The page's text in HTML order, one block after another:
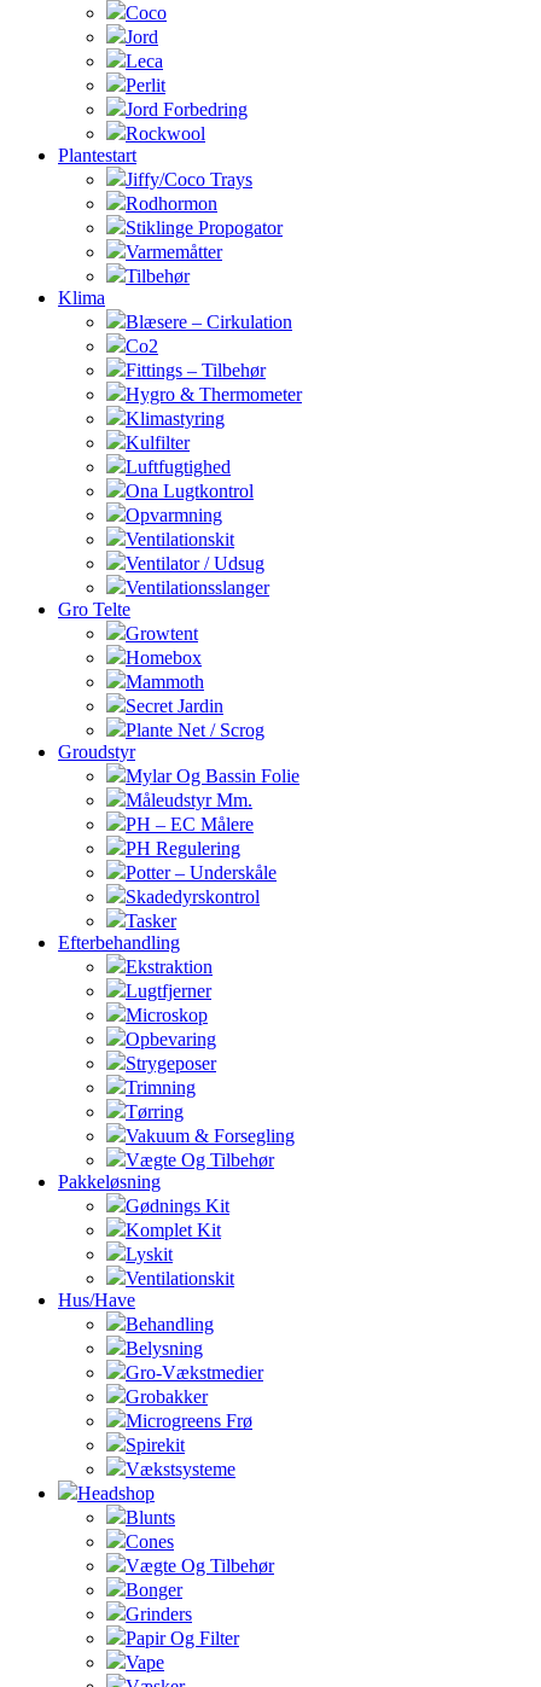
Coco
Jord
Leca
Perlit
Jord Forbedring
Rockwool
Plantestart
Jiffy/Coco Trays
Rodhormon
Stiklinge Propogator
Varmemåtter
Tilbehør
Klima
Blæsere – Cirkulation
Co2
Fittings – Tilbehør
Hygro & Thermometer
Klimastyring
Kulfilter
Luftfugtighed
Ona Lugtkontrol
Opvarmning
Ventilationskit
Ventilator / Udsug
Ventilationsslanger
Gro Telte
Growtent
Homebox
Mammoth
Secret Jardin
Plante Net / Scrog
Groudstyr
Mylar Og Bassin Folie
Måleudstyr Mm.
PH – EC Målere
PH Regulering
Potter – Underskåle
Skadedyrskontrol
Tasker
Efterbehandling
Ekstraktion
Lugtfjerner
Microskop
Opbevaring
Strygeposer
Trimning
Tørring
Vakuum & Forsegling
Vægte Og Tilbehør
Pakkeløsning
Gødnings Kit
Komplet Kit
Lyskit
Ventilationskit
Hus/Have
Behandling
Belysning
Gro-Vækstmedier
Grobakker
Microgreens Frø
Spirekit
Vækstsysteme
Headshop
Blunts
Cones
Vægte Og Tilbehør
Bonger
Grinders
Papir Og Filter
Vape